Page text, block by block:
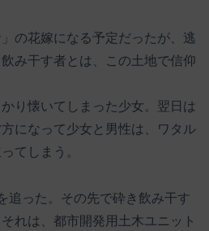
の花嫁になる予定だったが、逃
み干す者とは、この土地で信仰
り懐いてしまった少女。翌日は
になって少女と男性は、ワタル
てしまう。
追った。その先で砕き飲み干す
れは、都市開発用土木ユニット